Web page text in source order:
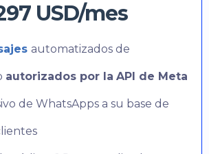
USD/mes
automatizados de
autorizados por la API de Meta
de WhatsApps a su base de